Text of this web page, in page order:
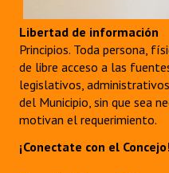
Huéspedes de Honor -
Antiguos Pobladores -
Reconocimientos - Registro
Bariloche, Municipio
Entrega de distinciones
Libertad de información
Principios. Toda persona,
de libre acceso a las
legislativos,
del Municipio, sin que sea
motivan el requerimiento.
¡Conectate con el